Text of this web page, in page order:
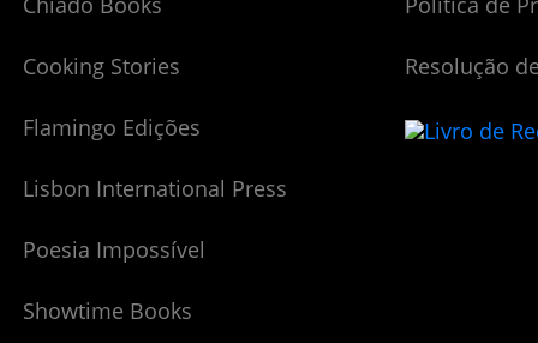
Cooking Stories
Flamingo Edições
Lisbon International Press
Poesia Impossível
Showtime Books
Resolução